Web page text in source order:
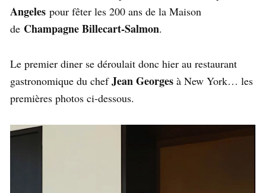
Angeles pour fêter les 200 ans de la Maison
de Champagne Billecart-Salmon.
Le premier diner se déroulait donc hier au restaurant
gastronomique du chefJean Georges à New York… les
premières photos ci-dessous.